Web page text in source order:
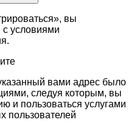
вы
с условиями
.
вами адрес было
следуя которым, вы
и пользоваться услугами
пользователей